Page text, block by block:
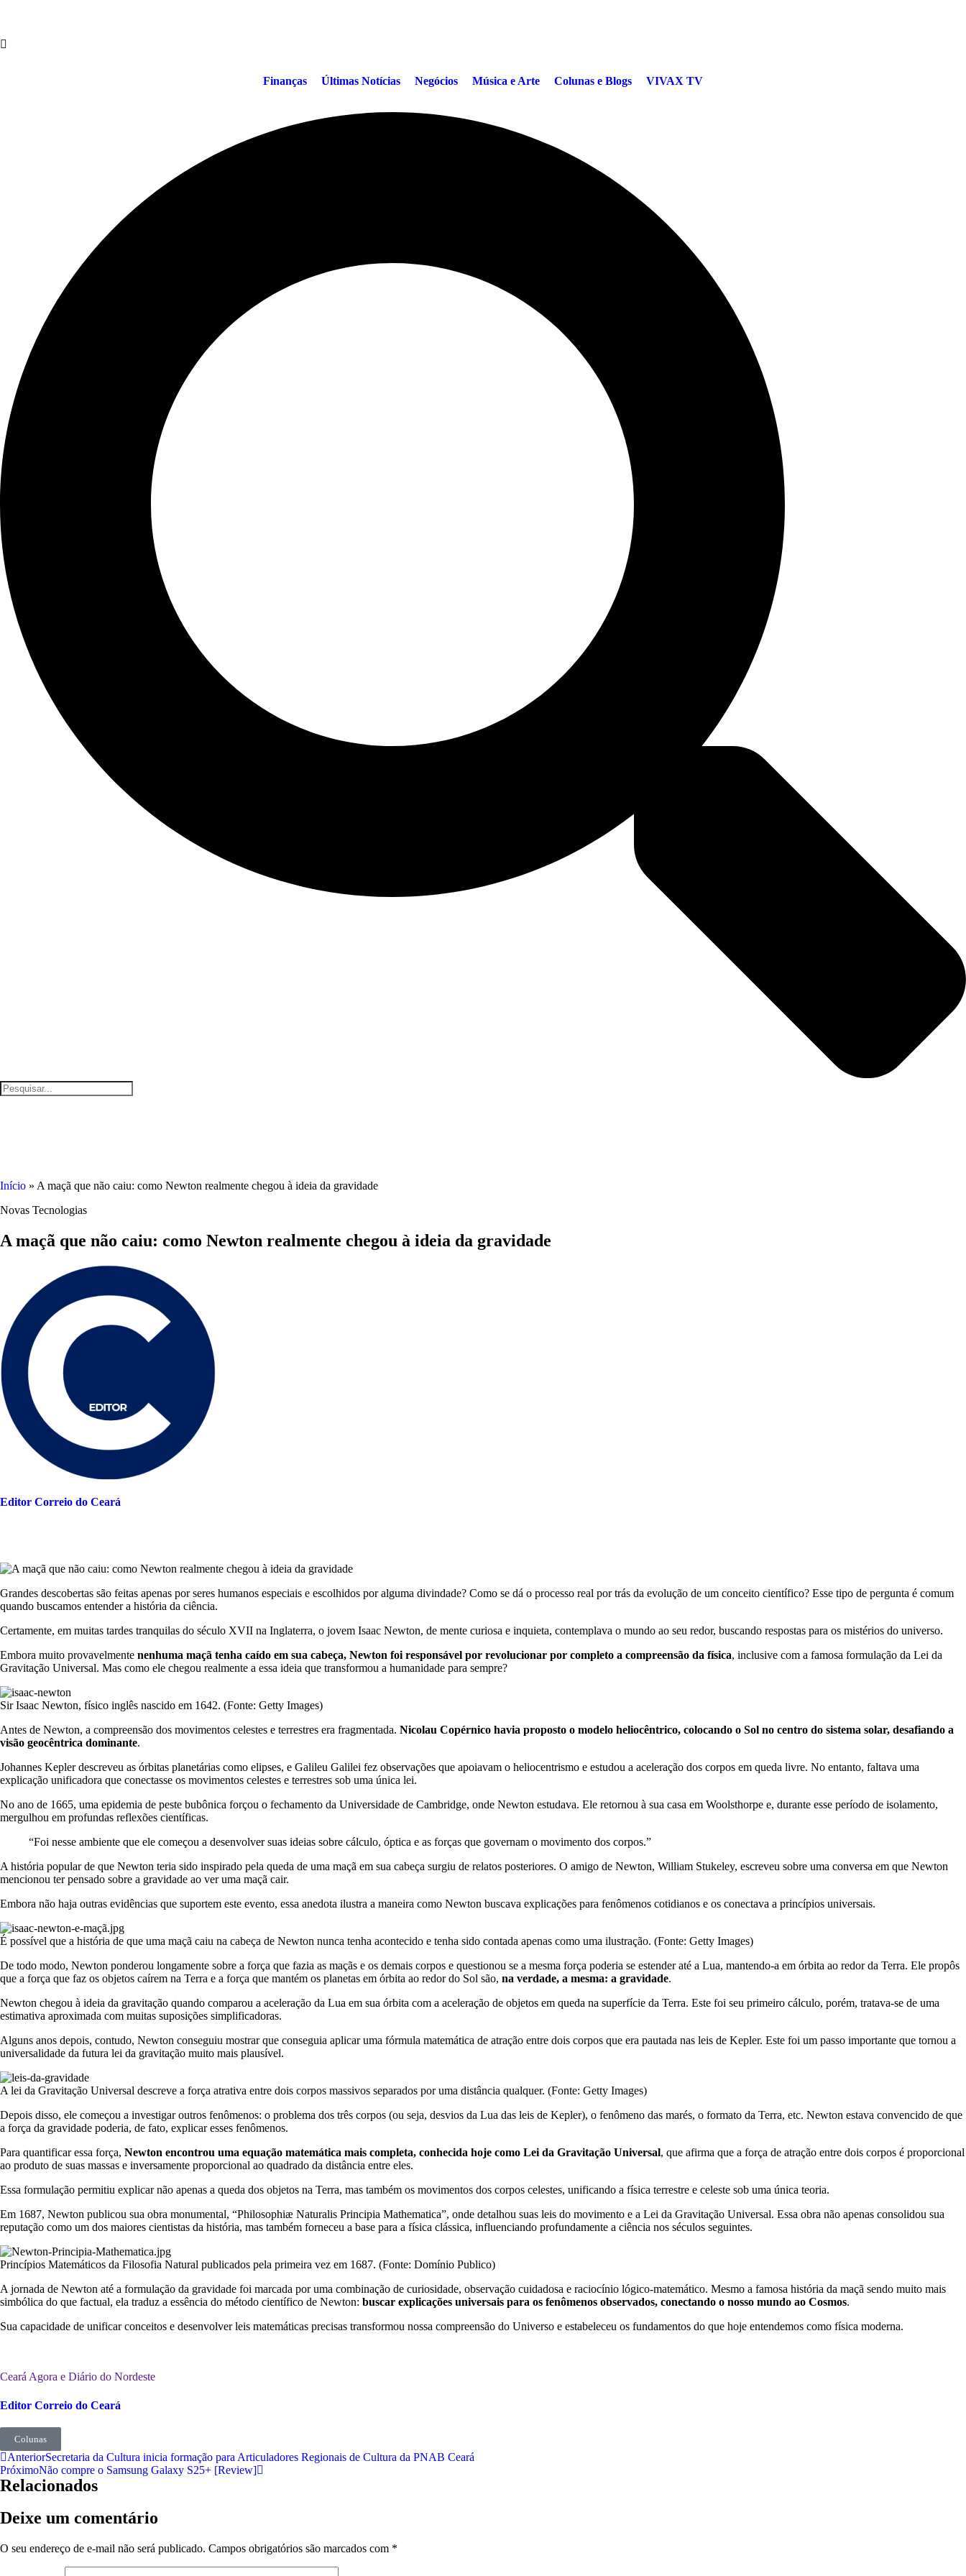
Finanças Últimas Notícias Negócios Música e Arte Colunas e Blogs VIVAX TV
Início » A maçã que não caiu: como Newton realmente chegou à ideia da gravidade
Novas Tecnologias
A maçã que não caiu: como Newton realmente chegou à ideia da gravidade
Editor Correio do Ceará
Grandes descobertas são feitas apenas por seres humanos especiais e escolhidos por alguma divindade? Como se dá o processo real por trás da evolução de um conceito científico? Esse tipo de pergunta é comum
quando buscamos entender a história da ciência.
Certamente, em muitas tardes tranquilas do século XVII na Inglaterra, o jovem Isaac Newton, de mente curiosa e inquieta, contemplava o mundo ao seu redor, buscando respostas para os mistérios do universo.
Embora muito provavelmente nenhuma maçã tenha caído em sua cabeça, Newton foi responsável por revolucionar por completo a compreensão da física, inclusive com a famosa formulação da Lei da
Gravitação Universal. Mas como ele chegou realmente a essa ideia que transformou a humanidade para sempre?
Sir Isaac Newton, físico inglês nascido em 1642. (Fonte: Getty Images)
Antes de Newton, a compreensão dos movimentos celestes e terrestres era fragmentada. Nicolau Copérnico havia proposto o modelo heliocêntrico, colocando o Sol no centro do sistema solar, desafiando a
visão geocêntrica dominante.
Johannes Kepler descreveu as órbitas planetárias como elipses, e Galileu Galilei fez observações que apoiavam o heliocentrismo e estudou a aceleração dos corpos em queda livre. No entanto, faltava uma
explicação unificadora que conectasse os movimentos celestes e terrestres sob uma única lei.
No ano de 1665, uma epidemia de peste bubônica forçou o fechamento da Universidade de Cambridge, onde Newton estudava. Ele retornou à sua casa em Woolsthorpe e, durante esse período de isolamento,
mergulhou em profundas reflexões científicas.
“Foi nesse ambiente que ele começou a desenvolver suas ideias sobre cálculo, óptica e as forças que governam o movimento dos corpos.”
A história popular de que Newton teria sido inspirado pela queda de uma maçã em sua cabeça surgiu de relatos posteriores. O amigo de Newton, William Stukeley, escreveu sobre uma conversa em que Newton
mencionou ter pensado sobre a gravidade ao ver uma maçã cair.
Embora não haja outras evidências que suportem este evento, essa anedota ilustra a maneira como Newton buscava explicações para fenômenos cotidianos e os conectava a princípios universais.
É possível que a história de que uma maçã caiu na cabeça de Newton nunca tenha acontecido e tenha sido contada apenas como uma ilustração. (Fonte: Getty Images)
De todo modo, Newton ponderou longamente sobre a força que fazia as maçãs e os demais corpos e questionou se a mesma força poderia se estender até a Lua, mantendo-a em órbita ao redor da Terra. Ele propôs
que a força que faz os objetos caírem na Terra e a força que mantém os planetas em órbita ao redor do Sol são, na verdade, a mesma: a gravidade.
Newton chegou à ideia da gravitação quando comparou a aceleração da Lua em sua órbita com a aceleração de objetos em queda na superfície da Terra. Este foi seu primeiro cálculo, porém, tratava-se de uma
estimativa aproximada com muitas suposições simplificadoras.
Alguns anos depois, contudo, Newton conseguiu mostrar que conseguia aplicar uma fórmula matemática de atração entre dois corpos que era pautada nas leis de Kepler. Este foi um passo importante que tornou a
universalidade da futura lei da gravitação muito mais plausível.
A lei da Gravitação Universal descreve a força atrativa entre dois corpos massivos separados por uma distância qualquer. (Fonte: Getty Images)
Depois disso, ele começou a investigar outros fenômenos: o problema dos três corpos (ou seja, desvios da Lua das leis de Kepler), o fenômeno das marés, o formato da Terra, etc. Newton estava convencido de que
a força da gravidade poderia, de fato, explicar esses fenômenos.
Para quantificar essa força, Newton encontrou uma equação matemática mais completa, conhecida hoje como Lei da Gravitação Universal, que afirma que a força de atração entre dois corpos é proporcional
ao produto de suas massas e inversamente proporcional ao quadrado da distância entre eles.
Essa formulação permitiu explicar não apenas a queda dos objetos na Terra, mas também os movimentos dos corpos celestes, unificando a física terrestre e celeste sob uma única teoria.
Em 1687, Newton publicou sua obra monumental, “Philosophiæ Naturalis Principia Mathematica”, onde detalhou suas leis do movimento e a Lei da Gravitação Universal. Essa obra não apenas consolidou sua
reputação como um dos maiores cientistas da história, mas também forneceu a base para a física clássica, influenciando profundamente a ciência nos séculos seguintes.
Princípios Matemáticos da Filosofia Natural publicados pela primeira vez em 1687. (Fonte: Domínio Publico)
A jornada de Newton até a formulação da gravidade foi marcada por uma combinação de curiosidade, observação cuidadosa e raciocínio lógico-matemático. Mesmo a famosa história da maçã sendo muito mais
simbólica do que factual, ela traduz a essência do método científico de Newton: buscar explicações universais para os fenômenos observados, conectando o nosso mundo ao Cosmos.
Sua capacidade de unificar conceitos e desenvolver leis matemáticas precisas transformou nossa compreensão do Universo e estabeleceu os fundamentos do que hoje entendemos como física moderna.
Ceará Agora e Diário do Nordeste
Editor Correio do Ceará
Colunas
AnteriorSecretaria da Cultura inicia formação para Articuladores Regionais de Cultura da PNAB Ceará
PróximoNão compre o Samsung Galaxy S25+ [Review]
Relacionados
Deixe um comentário
O seu endereço de e-mail não será publicado. Campos obrigatórios são marcados com *